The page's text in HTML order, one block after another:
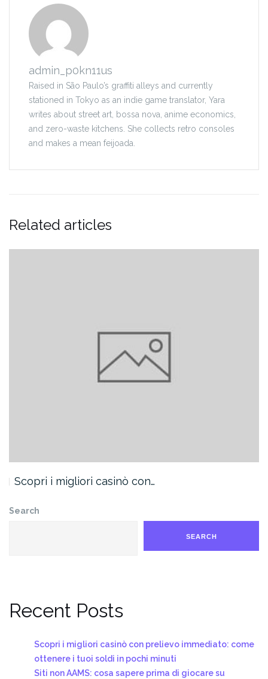
admin_p0kn11us
Raised in São Paulo’s graffiti alleys and currently
stationed in Tokyo as an indie game translator, Yara
writes about street art, bossa nova, anime economics,
and zero-waste kitchens. She collects retro consoles
and makes a mean feijoada.
Related articles
Scopri i migliori casinò con…
Search
SEARCH
Recent Posts
Scopri i migliori casinò con prelievo immediato: come
ottenere i tuoi soldi in pochi minuti
Siti non AAMS: cosa sapere prima di giocare su